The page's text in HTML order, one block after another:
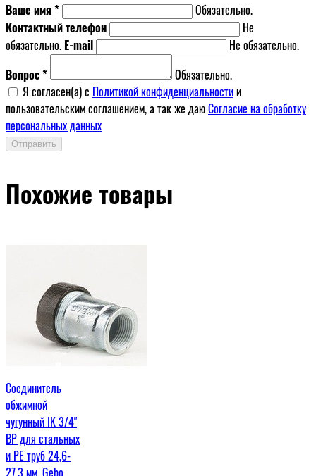
Ваше имя *
Обязательно.
Контактный телефон
Не
обязательно. E-mail
Не обязательно.
Вопрос *
Обязательно.
Я согласен(a) с Политикой конфиденциальностии
пользовательским соглашением, а так же даюСогласие на обработку
персональных данных
Отправить
Похожие товары
Соединитель
обжимной
чугунный IK 3/4"
ВР для стальных
и PE труб 24,6-
27,3 мм, Gebo